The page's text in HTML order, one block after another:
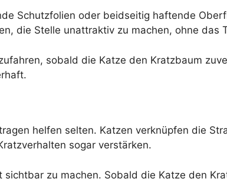
Schutzfolien oder beidseitig haftende
die Stelle unattraktiv zu machen, ohne das
sobald die Katze den Kratzbaum
helfen selten. Katzen verknüpfen die
sogar verstärken.
zu machen. Sobald die Katze den